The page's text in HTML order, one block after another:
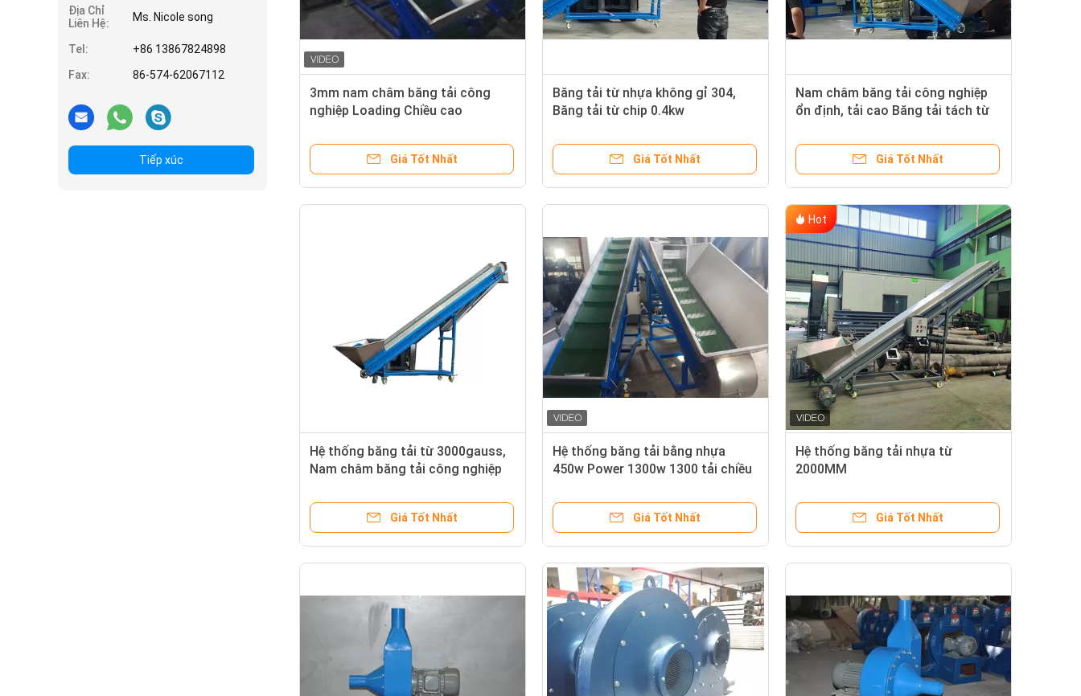
Địa Chỉ
Liên Hệ:
Ms. Nicole song
Tel:
+86 13867824898
Fax:
86-574-62067112
Tiếp xúc
3mm nam châm băng tải công
nghiệp Loading Chiều cao
Giá Tốt Nhất
Băng tải từ nhựa không gỉ 304,
Băng tải từ chip 0.4kw
Giá Tốt Nhất
Nam châm băng tải công nghiệp
ổn định, tải cao Băng tải tách từ
Giá Tốt Nhất
Hệ thống băng tải từ 3000gauss,
Nam châm băng tải công nghiệp
Giá Tốt Nhất
Hệ thống băng tải bằng nhựa
450w Power 1300w 1300 tải chiều
Giá Tốt Nhất
Hot
Hệ thống băng tải nhựa từ
2000MM
Giá Tốt Nhất